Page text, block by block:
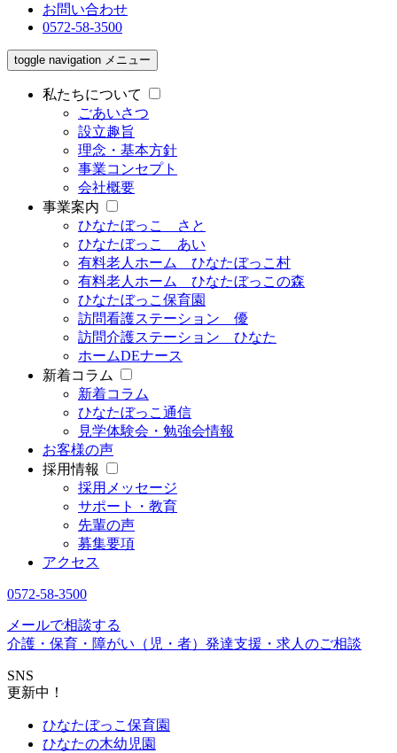
お問い合わせ
0572-58-3500
toggle navigation メニュー
私たちについて
ごあいさつ
設立趣旨
理念・基本方針
事業コンセプト
会社概要
事業案内
ひなたぼっこ さと
ひなたぼっこ あい
有料老人ホーム ひなたぼっこ村
有料老人ホーム ひなたぼっこの森
ひなたぼっこ保育園
訪問看護ステーション 優
訪問介護ステーション ひなた
ホームDEナース
新着コラム
新着コラム
ひなたぼっこ通信
見学体験会・勉強会情報
お客様の声
採用情報
採用メッセージ
サポート・教育
先輩の声
募集要項
アクセス
0572-58-3500
メールで相談する
介護・保育・障がい（児・者）発達支援・求人のご相談
SNS
更新中！
ひなたぼっこ保育園
ひなたの木幼児園